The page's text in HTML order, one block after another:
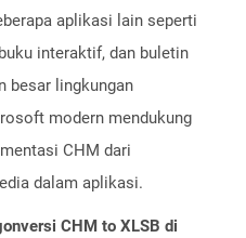
aplikasi lain seperti
interaktif, dan buletin
besar lingkungan
modern mendukung
CHM dari
dalam aplikasi.
CHM to XLSB di